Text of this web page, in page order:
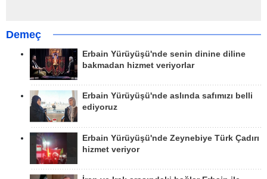
Demeç
Erbain Yürüyüşü'nde senin dinine diline
bakmadan hizmet veriyorlar
Erbain Yürüyüşü'nde aslında safımızı belli
ediyoruz
Erbain Yürüyüşü'nde Zeynebiye Türk Çadırı
hizmet veriyor